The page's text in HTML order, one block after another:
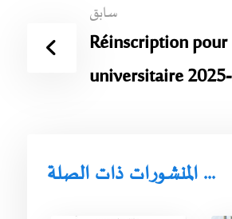
سابق
Réinscription pour
universitaire
المنشورات ذات الصلة ...